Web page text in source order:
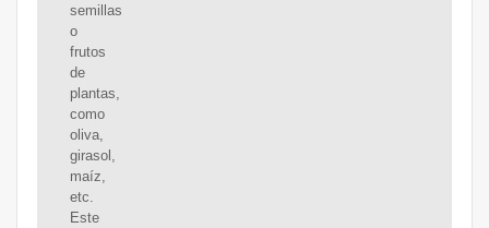
semillas
o
frutos
de
plantas,
como
oliva,
girasol,
maíz,
etc.
Este